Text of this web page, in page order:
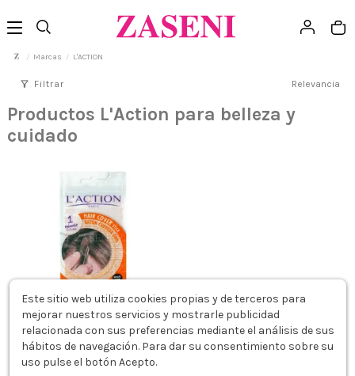
Marcas L'ACTION
filter_alt Filtrar Relevancia
Productos L'Action para belleza y
cuidado
L'ACTION BARRA CUBRE RAÍCES
NEGRO
7,60 €
Este sitio web utiliza cookies propias y de terceros para
mejorar nuestros servicios y mostrarle publicidad
relacionada con sus preferencias mediante el análisis de sus
hábitos de navegación. Para dar su consentimiento sobre su
uso pulse el botón Acepto.